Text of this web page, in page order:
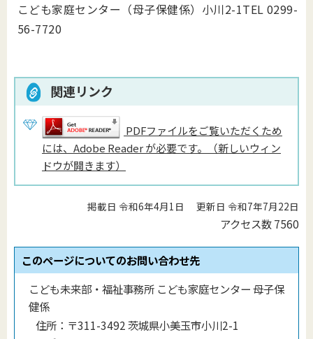
こども家庭センター（母子保健係）小川2-1TEL 0299-
56-7720
関連リンク
PDFファイルをご覧いただくため
には、Adobe Reader が必要です。（新しいウィン
ドウが開きます）
掲載日 令和6年4月1日 更新日 令和7年7月22日
アクセス数7560
このページについてのお問い合わせ先
こども未来部・福祉事務所 こども家庭センター 母子保
健係
住所： 〒311-3492 茨城県小美玉市小川2-1